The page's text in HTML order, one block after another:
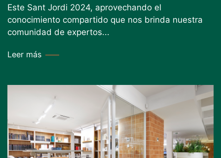
Este Sant Jordi 2024, aprovechando el
conocimiento compartido que nos brinda nuestra
comunidad de expertos...
Leer más